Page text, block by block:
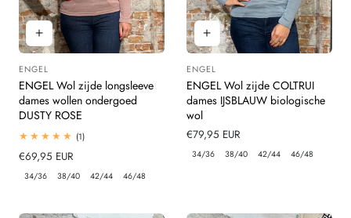
Leverancier:
ENGEL
ENGEL Wol zijde longsleeve
dames wollen ondergoed
DUSTY ROSE
(1)1
Normale
prijs
€69,95 EUR
34/36 38/40 42/44 46/48
Leverancier:
ENGEL
ENGEL Wol zijde COLTRUI
dames IJSBLAUW biologische
wol
Normale
prijs
€79,95 EUR
34/36 38/40 42/44 46/48